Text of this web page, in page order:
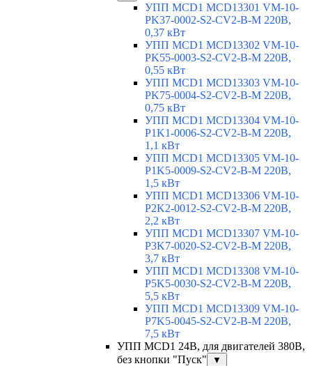
УПП MCD1 MCD13301 VM-10-
PK37-0002-S2-CV2-B-M 220В,
0,37 кВт
УПП MCD1 MCD13302 VM-10-
PK55-0003-S2-CV2-B-M 220В,
0,55 кВт
УПП MCD1 MCD13303 VM-10-
PK75-0004-S2-CV2-B-M 220В,
0,75 кВт
УПП MCD1 MCD13304 VM-10-
P1K1-0006-S2-CV2-B-M 220В,
1,1 кВт
УПП MCD1 MCD13305 VM-10-
P1K5-0009-S2-CV2-B-M 220В,
1,5 кВт
УПП MCD1 MCD13306 VM-10-
P2K2-0012-S2-CV2-B-M 220В,
2,2 кВт
УПП MCD1 MCD13307 VM-10-
P3K7-0020-S2-CV2-B-M 220В,
3,7 кВт
УПП MCD1 MCD13308 VM-10-
P5K5-0030-S2-CV2-B-M 220В,
5,5 кВт
УПП MCD1 MCD13309 VM-10-
P7K5-0045-S2-CV2-B-M 220В,
7,5 кВт
УПП MCD1 24В, для двигателей 380В,
без кнопки "Пуск"
▼